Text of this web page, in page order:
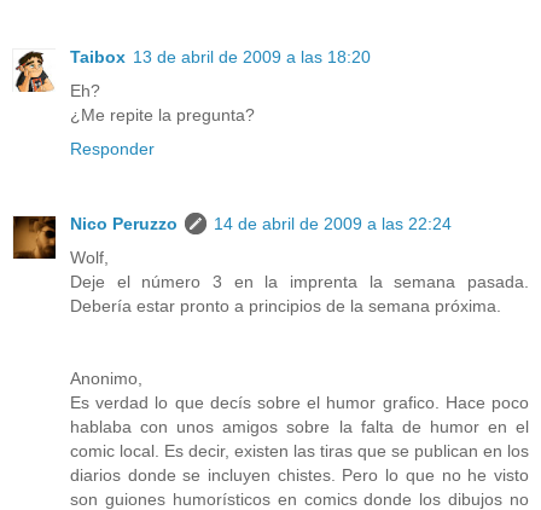
Taibox 13 de abril de 2009 a las 18:20
Eh?
¿Me repite la pregunta?
Responder
Nico Peruzzo
14 de abril de 2009 a las 22:24
Wolf,
Deje el número 3 en la imprenta la semana pasada.
Debería estar pronto a principios de la semana próxima.
Anonimo,
Es verdad lo que decís sobre el humor grafico. Hace poco
hablaba con unos amigos sobre la falta de humor en el
comic local. Es decir, existen las tiras que se publican en los
diarios donde se incluyen chistes. Pero lo que no he visto
son guiones humorísticos en comics donde los dibujos no